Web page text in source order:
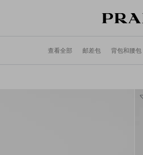
查看全部 邮差包 背包和腰包